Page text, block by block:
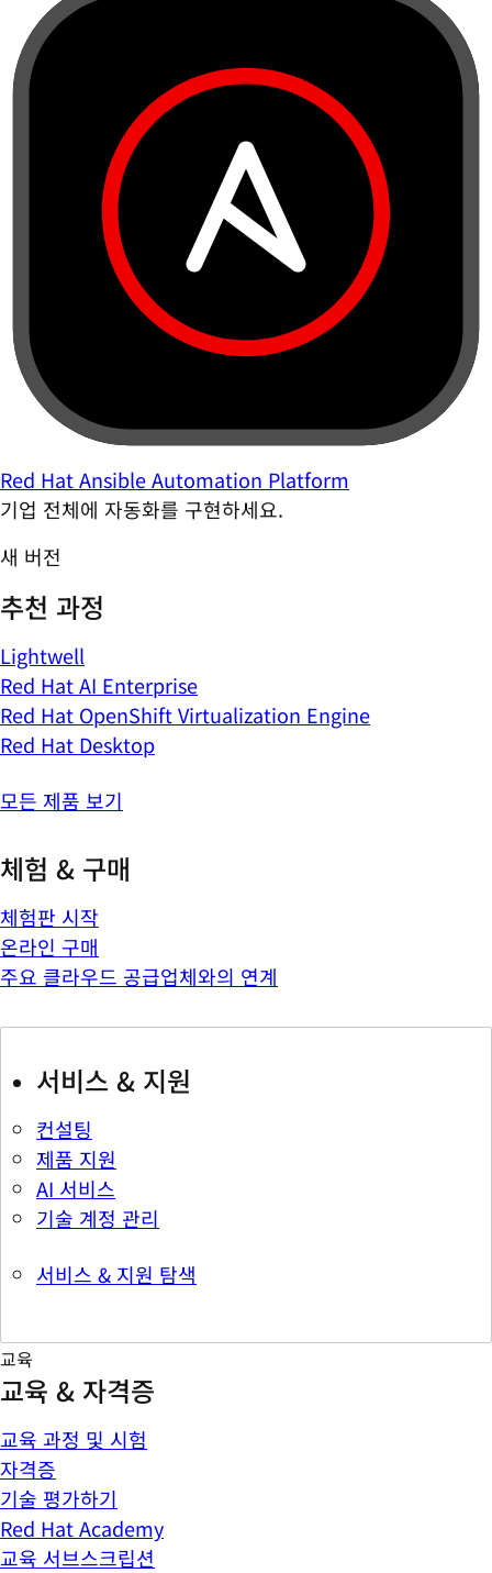
Red Hat Ansible Automation Platform
기업 전체에 자동화를 구현하세요.
새 버전
추천 과정
Lightwell
Red Hat AI Enterprise
Red Hat OpenShift Virtualization Engine
Red Hat Desktop
모든 제품 보기
체험 & 구매
체험판 시작
온라인 구매
주요 클라우드 공급업체와의 연계
서비스 & 지원
컨설팅
제품 지원
AI 서비스
기술 계정 관리
서비스 & 지원 탐색
교육
교육 & 자격증
교육 과정 및 시험
자격증
기술 평가하기
Red Hat Academy
교육 서브스크립션